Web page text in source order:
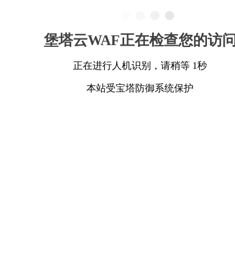
堡塔云WAF正在检查您的访问
正在进行人机识别，请稍等 1秒
本站受宝塔防御系统保护